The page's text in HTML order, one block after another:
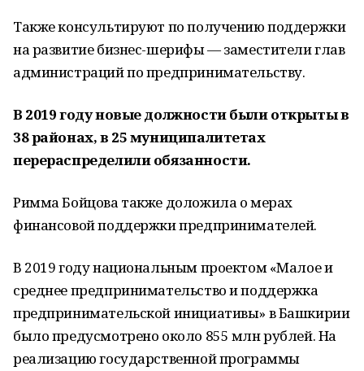
Также консультируют по получению поддержки
на развитие бизнес-шерифы — заместители глав
администраций по предпринимательству.
В 2019 году новые должности были открыты в
38 районах, в 25 муниципалитетах
перераспределили обязанности.
Римма Бойцова также доложила о мерах
финансовой поддержки предпринимателей.
В 2019 году национальным проектом «Малое и
среднее предпринимательство и поддержка
предпринимательской инициативы» в Башкирии
было предусмотрено около 855 млн рублей. На
реализацию государственной программы